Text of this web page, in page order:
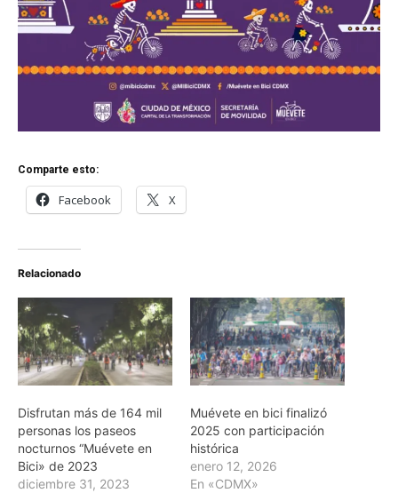
Comparte esto:
Facebook X
Relacionado
Disfrutan más de 164 mil
personas los paseos
nocturnos “Muévete en
Bici» de 2023
diciembre 31, 2023
Muévete en bici finalizó
2025 con participación
histórica
enero 12, 2026
En «CDMX»